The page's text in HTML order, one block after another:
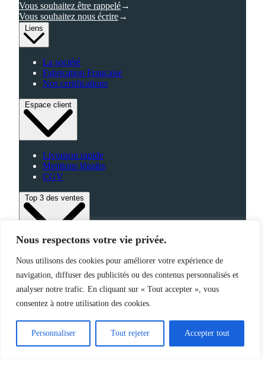
Nous respectons votre vie privée.
Nous utilisons des cookies pour améliorer votre expérience de
navigation, diffuser des publicités ou des contenus personnalisés et
analyser notre trafic. En cliquant sur « Tout accepter », vous
consentez à notre utilisation des cookies.
Personnaliser Tout rejeter Accepter tout
Liens
La société
Fabrication Française
Nos certifications
Espace client
Livraison rapide
Mentions légales
CGV
Top 3 des ventes
High-Tech
Fabriqué en France
Vous souhaitez être rappelé
Vous souhaitez nous écrire
©2025 Jemapub – Tous droits réservés